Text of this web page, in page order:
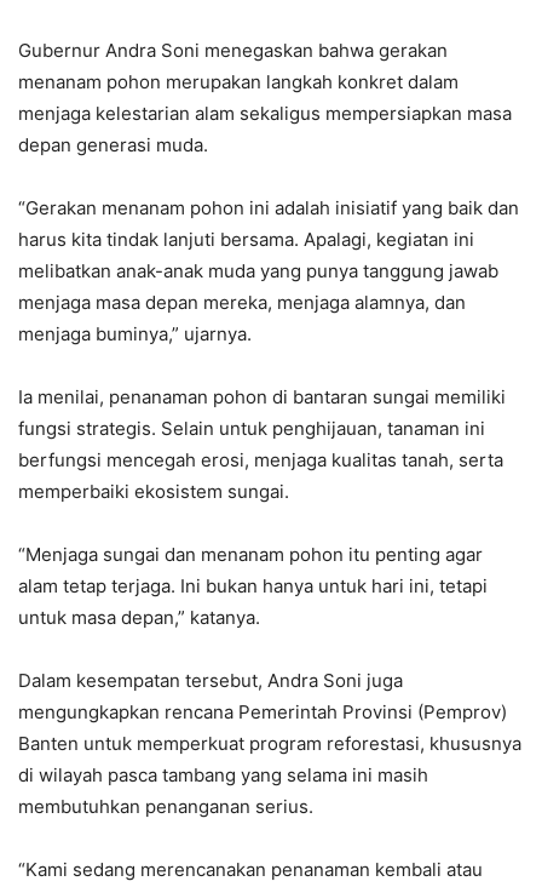
‎Gubernur Andra Soni menegaskan bahwa gerakan
menanam pohon merupakan langkah konkret dalam
menjaga kelestarian alam sekaligus mempersiapkan masa
depan generasi muda.
‎“Gerakan menanam pohon ini adalah inisiatif yang baik dan
harus kita tindak lanjuti bersama. Apalagi, kegiatan ini
melibatkan anak-anak muda yang punya tanggung jawab
menjaga masa depan mereka, menjaga alamnya, dan
menjaga buminya,” ujarnya.
‎Ia menilai, penanaman pohon di bantaran sungai memiliki
fungsi strategis. Selain untuk penghijauan, tanaman ini
berfungsi mencegah erosi, menjaga kualitas tanah, serta
memperbaiki ekosistem sungai.
‎“Menjaga sungai dan menanam pohon itu penting agar
alam tetap terjaga. Ini bukan hanya untuk hari ini, tetapi
untuk masa depan,” katanya.
‎Dalam kesempatan tersebut, Andra Soni juga
mengungkapkan rencana Pemerintah Provinsi (Pemprov)
Banten untuk memperkuat program reforestasi, khususnya
di wilayah pasca tambang yang selama ini masih
membutuhkan penanganan serius.
‎“Kami sedang merencanakan penanaman kembali atau